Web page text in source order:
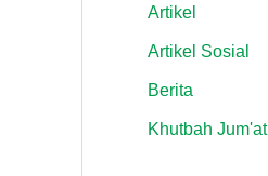
u
n
t
Artikel
Artikel Sosial
Berita
Khutbah Jum'at